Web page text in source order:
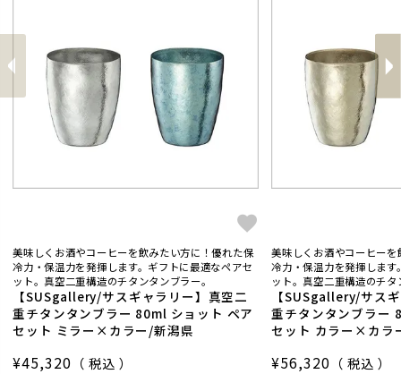
前
へ
美味しくお酒やコーヒーを飲みたい方に！優れた保
冷力・保温力を発揮します。ギフトに最適なペアセ
ット。真空二重構造のチタンタンブラー。
【SUSgallery/サスギャラリー】真空二
重チタンタンブラー 80ml ショット ペア
セット ミラー×カラー/新潟県
¥45,320 税込
美味しくお酒やコーヒー
冷力・保温力を発揮しま
ット。真空二重構造のチ
【SUSgallery/サス
重チタンタンブラー
セット カラー×カラ
¥56,320 税込
次
へ